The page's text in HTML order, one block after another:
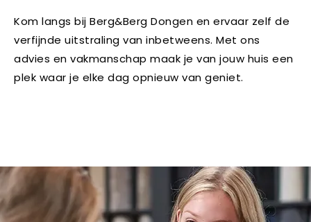
Kom langs bij Berg&Berg Dongen en ervaar zelf de
verfijnde uitstraling van inbetweens. Met ons
advies en vakmanschap maak je van jouw huis een
plek waar je elke dag opnieuw van geniet.